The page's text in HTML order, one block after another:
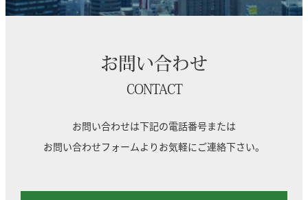
お問い合わせ
CONTACT
お問い合わせは下記の電話番号または
お問い合わせフォームよりお気軽にご連絡下さい。